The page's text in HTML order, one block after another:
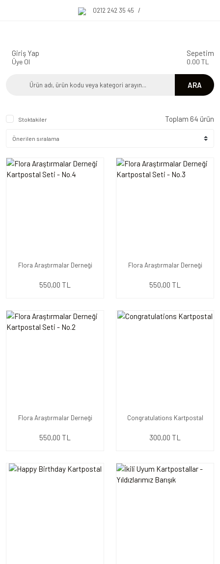
0212 242 35 45 /
ARA
Giriş Yap
Üye Ol
Sepetim
0.00 TL
Stoktakiler Toplam 64 ürün
Flora Araştırmalar Derneği
550,00 TL
Flora Araştırmalar Derneği
550,00 TL
Flora Araştırmalar Derneği
550,00 TL
Congratulations Kartpostal
300,00 TL